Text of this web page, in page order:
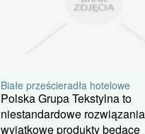
Białe prześcieradła hotelowe
Polska Grupa Tekstylna to
niestandardowe
wyjątkowe produkty będące